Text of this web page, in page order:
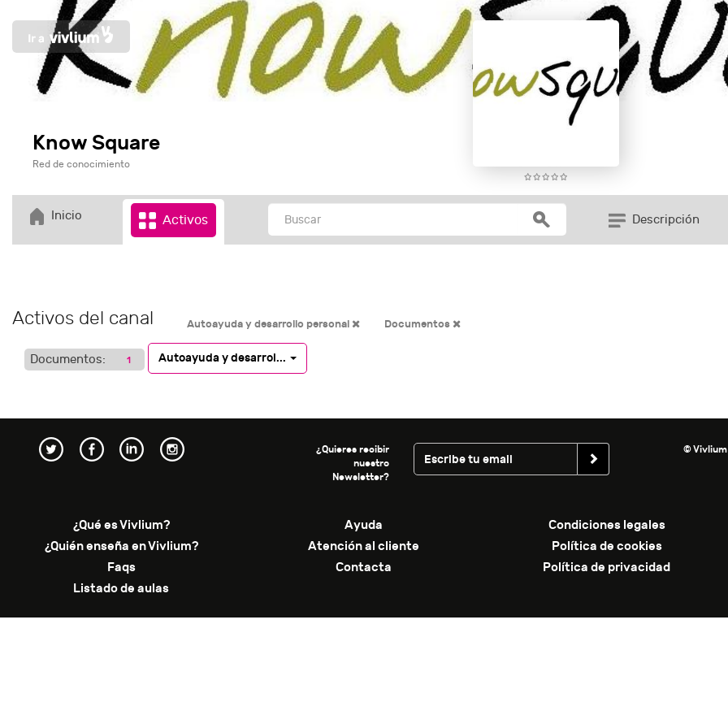
Know Square
Red de conocimiento
Inicio Activos Descripción
Activos del canal Documentos
Autoayuda y desarrollo personal
Documentos: 1 Autoayuda y desarrol...
¿Quieres recibir
nuestro
Newsletter?
© Vivlium
¿Qué es Vivlium? Ayuda
Condiciones legales
¿Quién enseña en Vivlium?
Atención al cliente
Política de cookies
Faqs
Contacta
Política de privacidad
Listado de aulas